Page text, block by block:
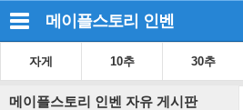
메이플스토리 인벤
자게 10추 30추
메이플스토리 인벤 자유 게시판